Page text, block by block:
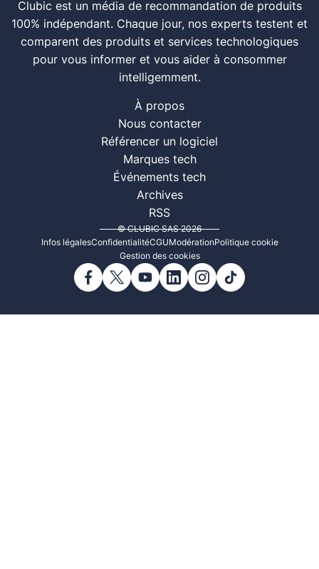
Clubic est un média de recommandation de produits
100% indépendant. Chaque jour, nos experts testent et
comparent des produits et services technologiques
pour vous informer et vous aider à consommer
intelligemment.
À propos
Nous contacter
Référencer un logiciel
Marques tech
Événements tech
Archives
RSS
© CLUBIC SAS 2026
Infos légalesConfidentialitéCGUModérationPolitique cookie
Gestion des cookies